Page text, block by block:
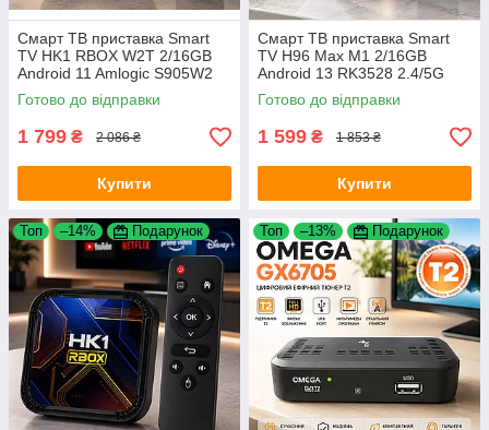
Смарт ТВ приставка Smart
TV HK1 RBOX W2T 2/16GB
Android 11 Amlogic S905W2
для телевізора
Готово до відправки
1 799 ₴ 2 086 ₴
Купити
Смарт ТВ приставка Smart
TV H96 Max M1 2/16GB
Android 13 RK3528 2.4/5G
V5.1 для телевізора
Готово до відправки
1 599 ₴ 1 853 ₴
Купити
Топ –14% Подарунок Топ –13% Подарунок